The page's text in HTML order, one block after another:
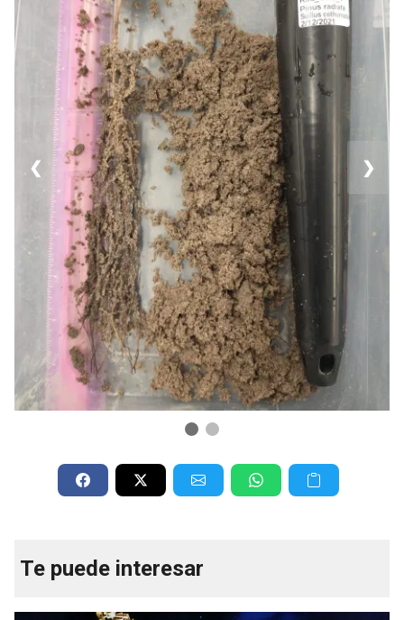
❮ ❯
Te puede interesar